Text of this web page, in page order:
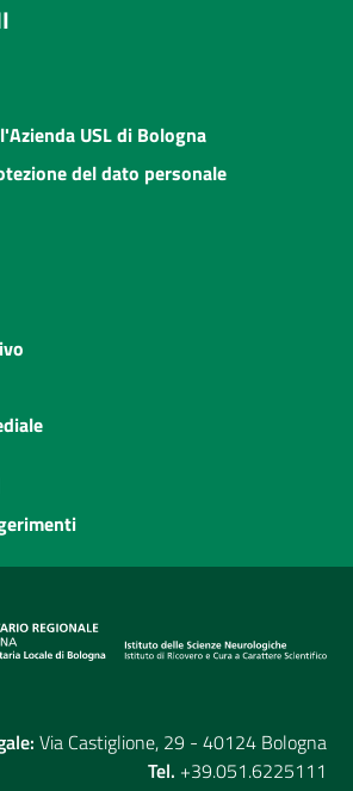
USL di Bologna
del dato personale
Via Castiglione, 29 - 40124 Bologna
Tel. +39.051.6225111